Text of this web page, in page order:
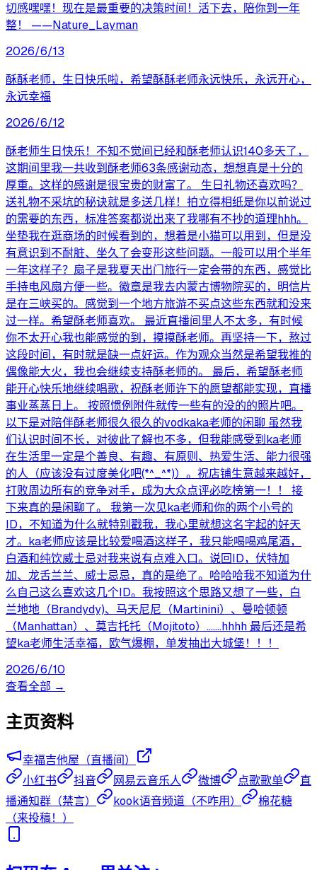
切感嘿嘿！现在是最重要的决策时间！活下去，陪你到一年
整！ ——Nature_Layman
2026/6/13
酥酥老师，生日快乐啦，希望酥酥老师永远快乐，永远开心，
永远幸福
2026/6/12
酥老师生日快乐！不知不觉间已经和酥老师认识140多天了，
这期间里我一共收到酥老师63条感谢动态，想想真是十分的
厚重。这样的感谢是很宝贵的财富了。 生日礼物还喜欢吗？
送礼物不采坑的秘诀就是多送几样！拍立得相纸是你以前说过
的需要的东西，标准答案都说出来了我哪有不抄的道理hhh。
坐垫我在逛商场的时候看到的，想着是小猫可以用到，但是没
有意识到不耐脏、坐久了会变形这些问题。一般可以用个半年
一年这样子？扇子是我夏天出门旅行一定会带的东西，感觉比
手持电风扇方便一些。徽章是我去内蒙古博物院买的，明信片
是在三峡买的。感觉到一个地方旅游不买点这些东西就和没来
过一样。希望酥老师喜欢。 最近直播间里人不太多，有时候
你不太开心我也能感觉的到，摸摸酥老师。再坚持一下，熬过
这段时间，有时就是缺一点好运。作为观众当然是希望我推的
偶像能大火，我也会继续支持酥老师的。 最后，希望酥老师
能开心快乐地继续唱歌，祝酥老师许下的愿望都能实现，直播
事业蒸蒸日上。 按照惯例附件就传一些有的没的的照片吧。
以下是对陪伴酥老师很久很久的vodkaka老师的闲聊 虽然我
们认识时间不长，对彼此了解也不多，但我能感受到ka老师
在生活里一定是个善良、有趣、有原则、热爱生活、能力很强
的人（应该没有过度美化吧(*^_^*)）。祝店铺生意越来越好，
打败周边所有的竞争对手，成为大众点评必吃榜第一！！ 接
下来真的是闲聊了。 我第一次见ka老师和你的两个小号的
ID，不知道为什么就特别戳我，我心里就想这名字起的好天
才。ka老师应该是比较爱喝酒这样子，我只能喝喝鸡尾酒，
白酒和纯饮威士忌对我来说有点难入口。说回ID，伏特加
加、龙舌兰兰、威士忌忌，真的是绝了。哈哈哈我不知道为什
么自己这么喜欢这几个ID。我按照这个思路又想了一些，白
兰地地（Brandydy)、马天尼尼（Martinini）、曼哈顿顿
（Manhattan）、莫吉托托（Mojitoto）.......hhhh 最后还是希
望ka老师生活幸福，欧气爆棚，单发抽出大城堡！！！
2026/6/10
查看全部 →
主页资料
幸福吉他屋（直播间）
小红书
抖音 网易云音乐人 微博 点歌歌单
直
播通知群（禁言）
kook语音频道（不咋用）
棉花糖
（来投稿！）